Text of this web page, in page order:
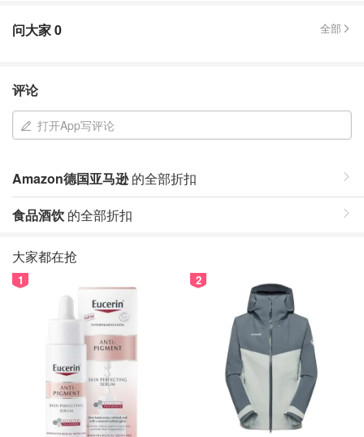
问大家0 全部
评论
打开App写评论
Amazon德国亚马逊的全部折扣
食品酒饮 的全部折扣
大家都在抢
1 2